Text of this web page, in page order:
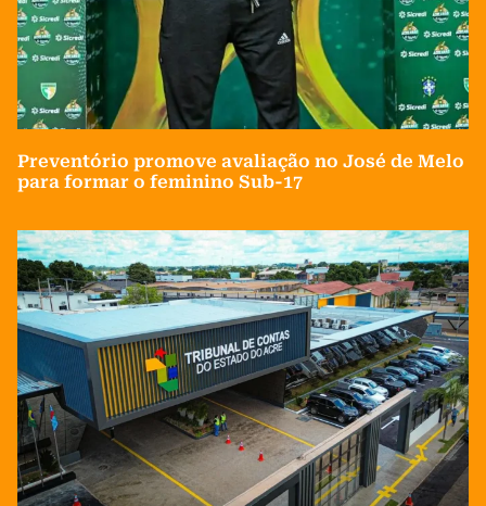
Preventório promove avaliação no José de Melo
para formar o feminino Sub-17